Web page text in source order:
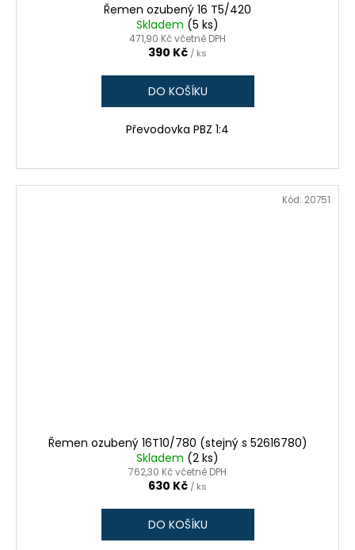
Řemen ozubený 16 T5/420
Skladem (5 ks)
471,90 Kč včetně DPH
390 Kč / ks
DO KOŠÍKU
Převodovka PBZ 1:4
Řemen ozubený 16T10/780 (stejný s 52616780)
Skladem (2 ks)
762,30 Kč včetně DPH
630 Kč / ks
DO KOŠÍKU
Kód: 20751